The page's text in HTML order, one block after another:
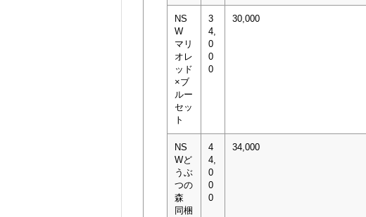
NS
W
マリ
オレ
ッド
×ブ
ルー
セッ
ト
3
4,
0
0
0
30,000
NS
Wど
うぶ
つの
森
同梱
4
4,
0
0
0
34,000